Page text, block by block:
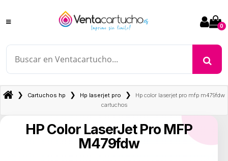
0
❯ Cartuchos hp ❯ Hp laserjet pro ❯
Hp color laserjet pro mfp m479fdw
cartuchos
HP Color LaserJet Pro MFP
M479fdw